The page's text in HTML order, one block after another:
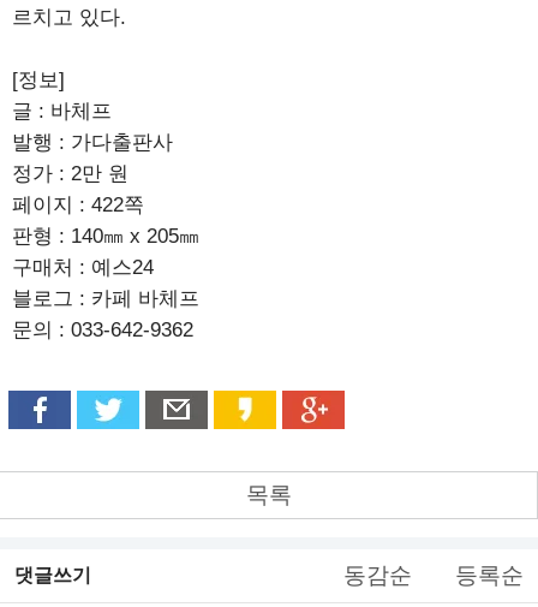
르치고 있다.
[정보]
글 : 바체프
발행 : 가다출판사
정가 : 2만 원
페이지 : 422쪽
판형 : 140㎜ x 205㎜
구매처 : 예스24
블로그 : 카페 바체프
문의 : 033-642-9362
목록
댓글쓰기 동감순 등록순